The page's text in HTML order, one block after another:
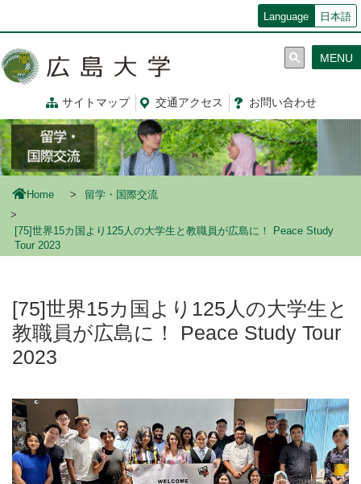
コ
ン
ツ
に
移
動
Language 日本語
サイトマップ 交通アクセス お問い合わせ
MENU
Home 留学・国際交流
[75]世界15カ国より125人の大学生と教職員が広島に！ Peace Study
Tour 2023
[75]世界15カ国より125人の大学生と
教職員が広島に！ Peace Study Tour
2023